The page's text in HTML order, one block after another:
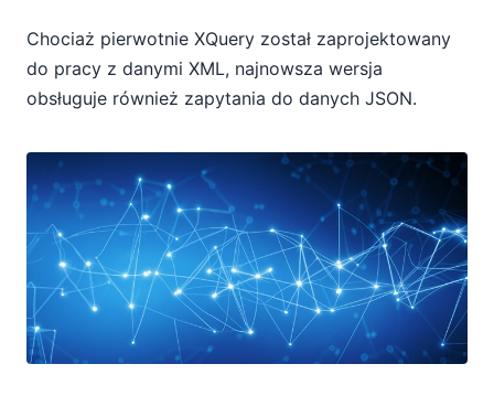
Chociaż pierwotnie XQuery został zaprojektowany
do pracy z danymi XML, najnowsza wersja
obsługuje również zapytania do danych JSON.